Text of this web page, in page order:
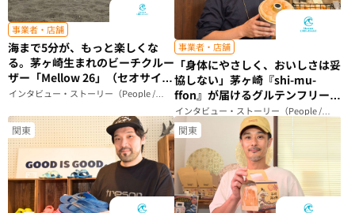
事業者・店舗
海まで5分が、もっと楽しくな
る。茅ヶ崎生まれのビーチクルー
ザー「Mellow 26」（セオサイク
ル）（神奈川県）
インタビュー・ストーリー（People /
Story）
事業者・店舗
「身体にやさしく、おいしさは妥
協しない」茅ヶ崎『shi-mu-
ffon』が届けるグルテンフリーシ
フォンケーキのこだわり（神奈川
県）
インタビュー・ストーリー（People /
Story）
関東 関東